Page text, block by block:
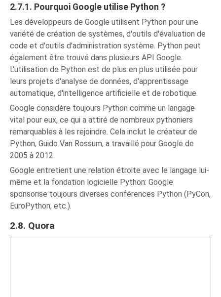
2.7.1. Pourquoi Google utilise Python ?
Les développeurs de Google utilisent Python pour une
variété de création de systèmes, d'outils d'évaluation de
code et d'outils d'administration système. Python peut
également être trouvé dans plusieurs API Google.
L'utilisation de Python est de plus en plus utilisée pour
leurs projets d'analyse de données, d'apprentissage
automatique, d'intelligence artificielle et de robotique.
Google considère toujours Python comme un langage
vital pour eux, ce qui a attiré de nombreux pythoniers
remarquables à les rejoindre. Cela inclut le créateur de
Python, Guido Van Rossum, a travaillé pour Google de
2005 à 2012.
Google entretient une relation étroite avec le langage lui-
même et la fondation logicielle Python: Google
sponsorise toujours diverses conférences Python (PyCon,
EuroPython, etc.).
2.8. Quora